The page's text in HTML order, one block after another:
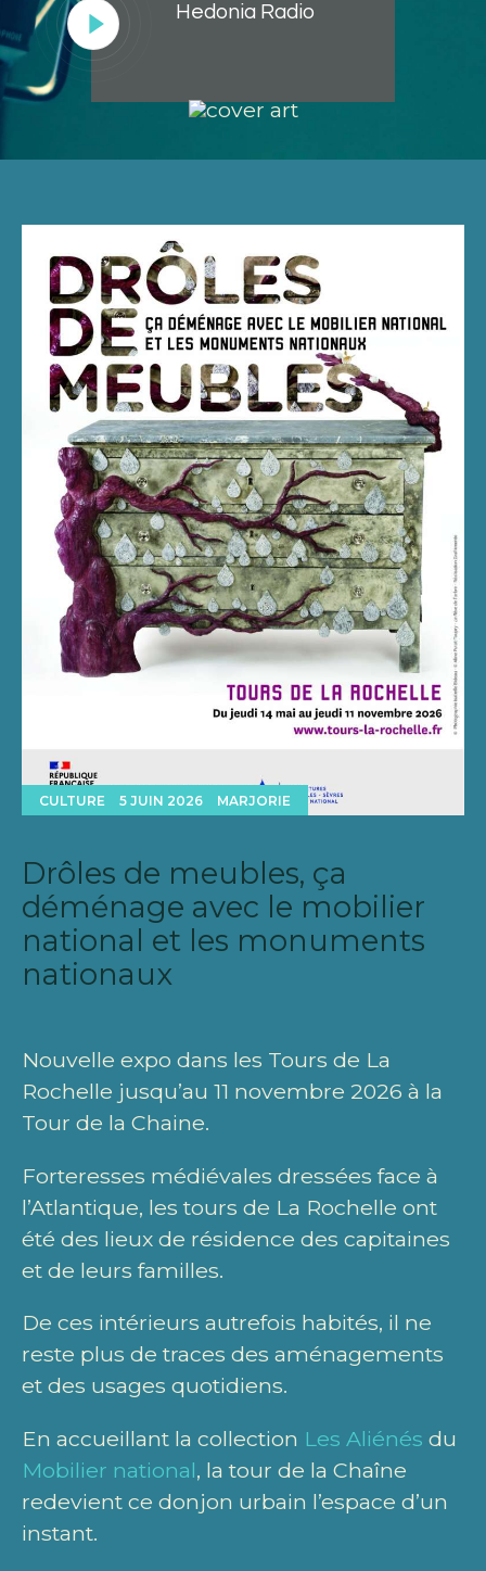
Hedonia Radio
CULTURE 5 JUIN 2026 MARJORIE
Drôles de meubles, ça
déménage avec le mobilier
national et les monuments
nationaux
Nouvelle expo dans les Tours de La
Rochelle jusqu’au 11 novembre 2026 à la
Tour de la Chaine.
Forteresses médiévales dressées face à
l’Atlantique, les tours de La Rochelle ont
été des lieux de résidence des capitaines
et de leurs familles.
De ces intérieurs autrefois habités, il ne
reste plus de traces des aménagements
et des usages quotidiens.
En accueillant la collection Les Aliénés du
Mobilier national, la tour de la Chaîne
redevient ce donjon urbain l’espace d’un
instant.